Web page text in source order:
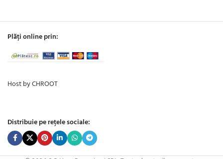
Plăți online prin:
Host by CHROOT
Distribuie pe rețele sociale: